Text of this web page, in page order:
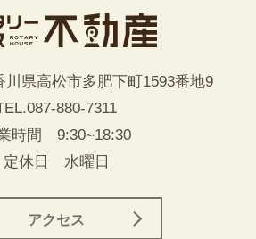
県高松市多肥下町1593番地9
087-880-7311
時間 9:30~18:30
定休日 水曜日
アクセス